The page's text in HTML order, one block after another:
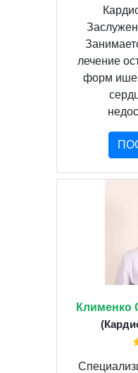
лечение
форм
Клименко